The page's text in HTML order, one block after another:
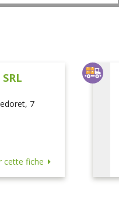
7
cette fiche